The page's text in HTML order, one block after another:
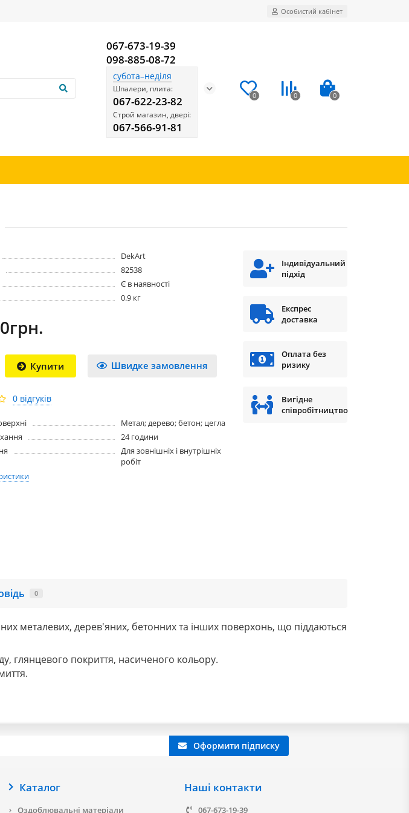
Особистий кабінет
067-673-19-39
098-885-08-72
субота–неділя
Шпалери, плита:
067-622-23-82
Строй магазин, двері:
067-566-91-81
0 0 0
DekArt
82538
Є в наявності
0.9 кг
Купити Швидке замовлення
0 відгуків
Метал; дерево; бетон; цегла
24 години
Для зовнішніх і внутрішніх
робіт
Індивідуальний
підхід
Експрес
доставка
Оплата без
ризику
Вигідне
співробітництво
0
металевих, дерев'яних, бетонних та інших поверхонь, що піддаються
глянцевого покриття, насиченого кольору.
Оформити підписку
Каталог
Оздоблювальні матеріали
Наші контакти
067-673-19-39